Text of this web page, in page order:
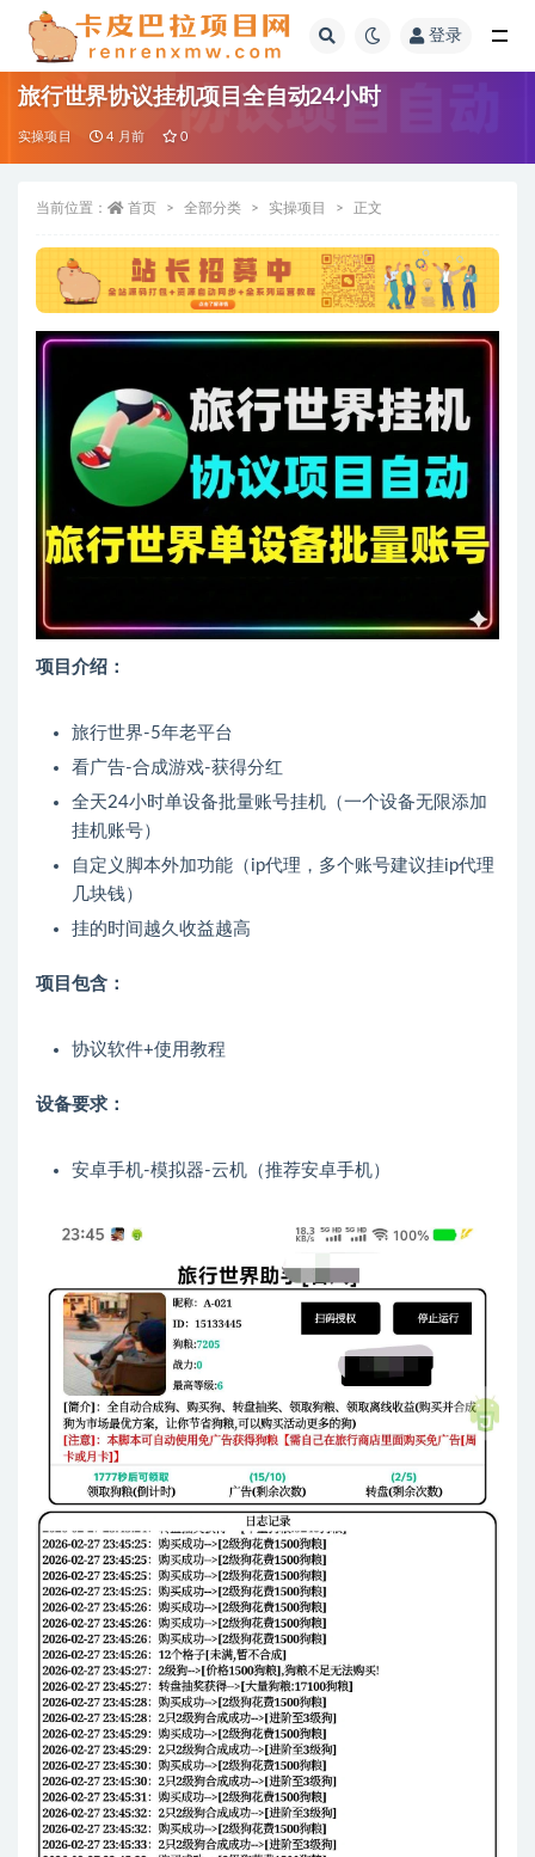
登录
旅行世界协议挂机项目全自动24小时
实操项目 4 月前 0
当前位置： 首页 全部分类 实操项目 正文
项目介绍：
旅行世界-5年老平台
看广告-合成游戏-获得分红
全天24小时单设备批量账号挂机（一个设备无限添加
挂机账号）
自定义脚本外加功能（ip代理，多个账号建议挂ip代理
几块钱）
挂的时间越久收益越高
项目包含：
协议软件+使用教程
设备要求：
安卓手机-模拟器-云机（推荐安卓手机）
全部